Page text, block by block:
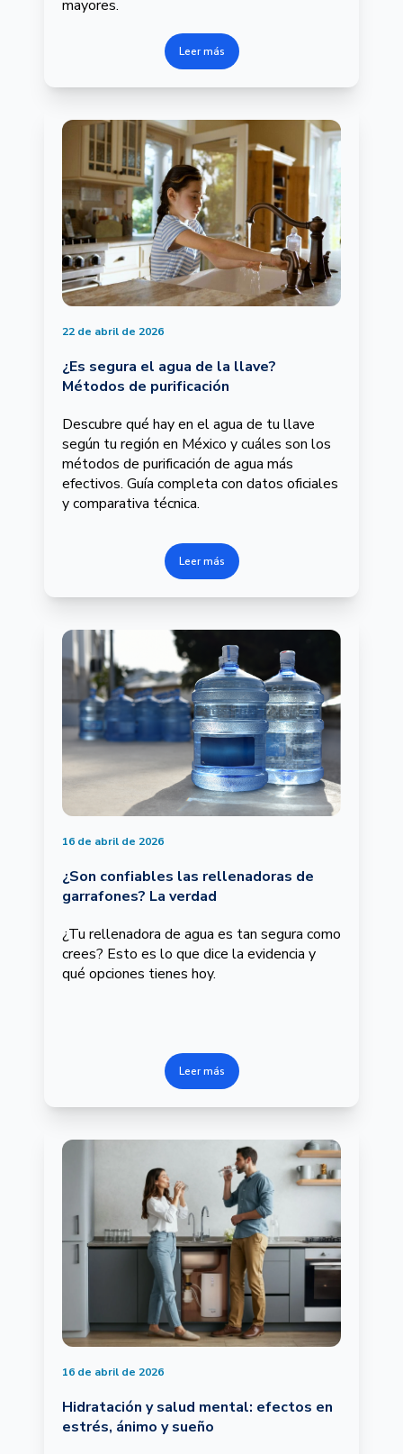
mayores.
Leer más
22 de abril de 2026
¿Es segura el agua de la llave?
Métodos de purificación
Descubre qué hay en el agua de tu llave
según tu región en México y cuáles son los
métodos de purificación de agua más
efectivos. Guía completa con datos oficiales
y comparativa técnica.
Leer más
16 de abril de 2026
¿Son confiables las rellenadoras de
garrafones? La verdad
¿Tu rellenadora de agua es tan segura como
crees? Esto es lo que dice la evidencia y
qué opciones tienes hoy.
Leer más
16 de abril de 2026
Hidratación y salud mental: efectos en
estrés, ánimo y sueño